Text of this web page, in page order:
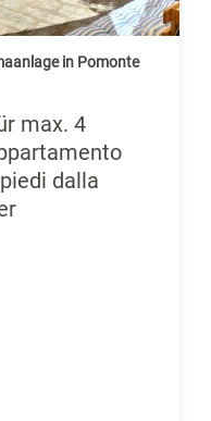
in Pomonte
max. 4
dalla